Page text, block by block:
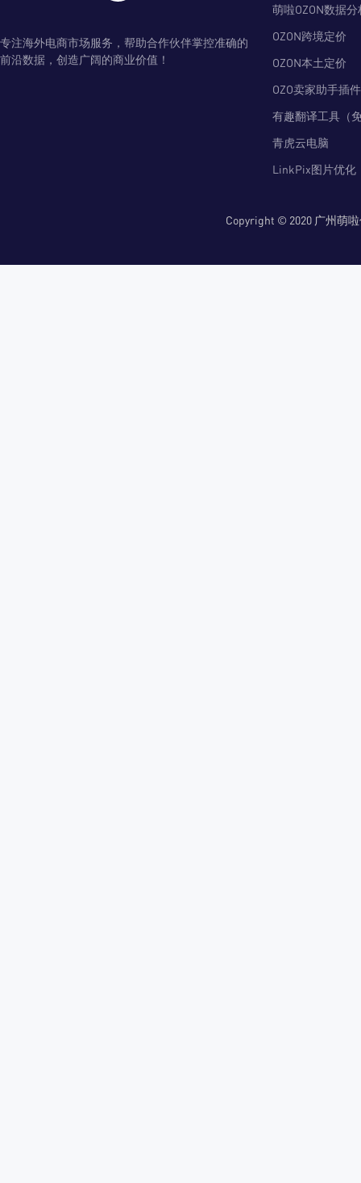
专注海外电商市场服务，帮助合作伙伴掌控准确的
前沿数据，创造广阔的商业价值！
萌啦OZON数据分
OZON跨境定价
OZON本土定价
OZO卖家助手插件
有趣翻译工具（
青虎云电脑
LinkPix图片优化
Copyright © 2020 广州萌